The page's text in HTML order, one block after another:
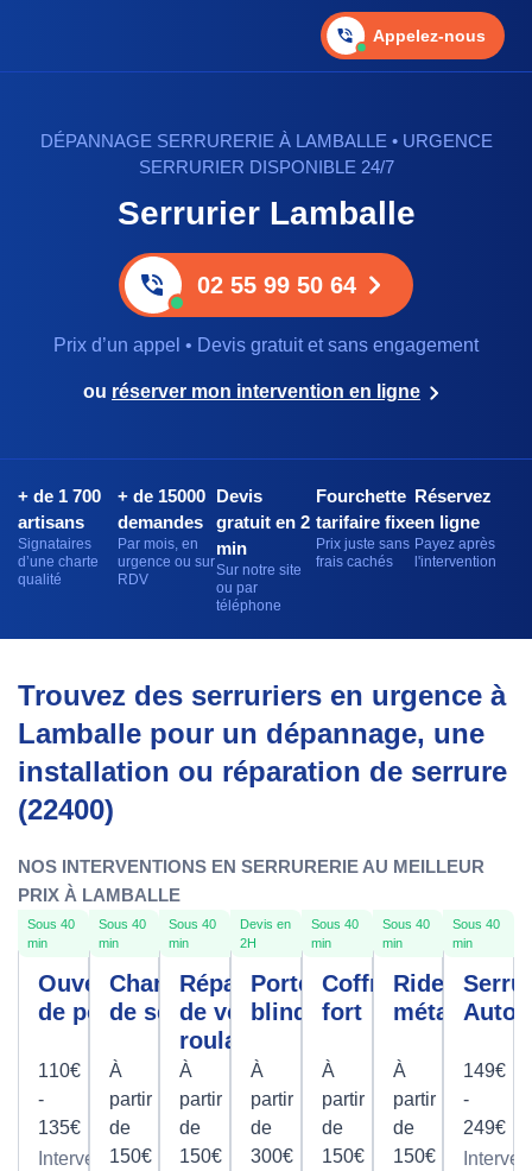
Appelez-nous
DÉPANNAGE SERRURERIE À LAMBALLE • URGENCE
SERRURIER DISPONIBLE 24/7
Serrurier Lamballe
02 55 99 50 64
Prix d’un appel • Devis gratuit et sans engagement
ou réserver mon intervention en ligne
+ de 1 700
artisans
Signataires
d’une charte
qualité
+ de 15000
demandes
Par mois, en
urgence ou sur
RDV
Devis
gratuit en 2
min
Sur notre site
ou par
téléphone
Fourchette
tarifaire fixe
Prix juste sans
frais cachés
Réservez
en ligne
Payez après
l'intervention
Trouvez des serruriers en urgence à
Lamballe pour un dépannage, une
installation ou réparation de serrure
(22400)
NOS INTERVENTIONS EN SERRURERIE AU MEILLEUR
PRIX À LAMBALLE
Sous 40
min
Ouverture
de porte
110€
-
135€
Intervention
Sous 40
min
Changement
de serrure
À
partir
de
150€
Sous 40
min
Réparation
de volet
roulant
À
partir
de
150€
Devis en
2H
Porte
blindée
À
partir
de
300€
Sous 40
min
Coffre
fort
À
partir
de
150€
Sous 40
min
Rideau
métallique
À
partir
de
150€
Sous 40
min
149€
-
249€